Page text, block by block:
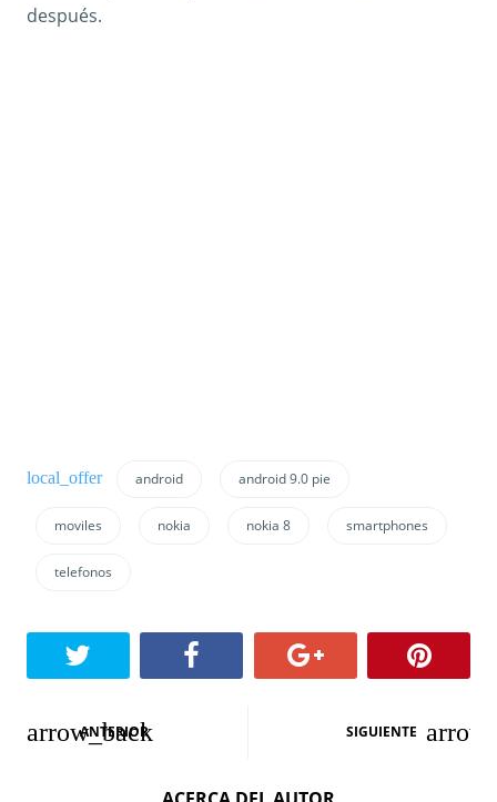
después.
android android 9.0 pie
moviles nokia nokia 8 smartphones
telefonos
N
ANTERIOR SIGUIENTE